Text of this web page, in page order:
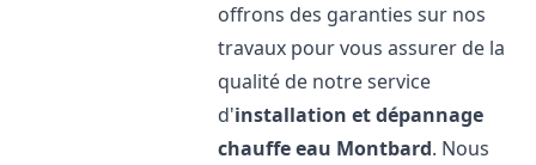
offrons des garanties sur nos
travaux pour vous assurer de la
qualité de notre service
d'installation et dépannage
chauffe eau Montbard. Nous